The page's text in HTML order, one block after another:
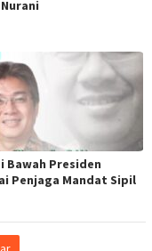
Bawah Presiden
Penjaga Mandat Sipil